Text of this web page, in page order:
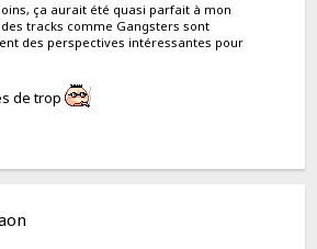
ça aurait été quasi parfait à mon
tracks comme Gangsters sont
des perspectives intéressantes pour
de trop